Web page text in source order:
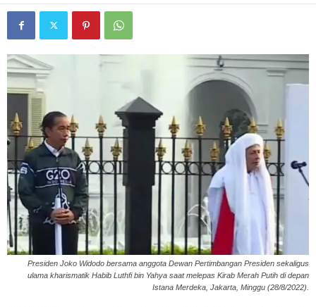
Presiden Joko Widodo bersama anggota Dewan Pertimbangan Presiden sekaligus
ulama kharismatik Habib Luthfi bin Yahya saat melepas Kirab Merah Putih di depan
Istana Merdeka, Jakarta, Minggu (28/8/2022).